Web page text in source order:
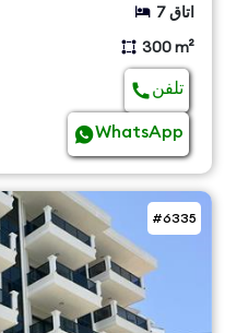
7 اتاق
300 m²
تلفن
WhatsApp
#6335